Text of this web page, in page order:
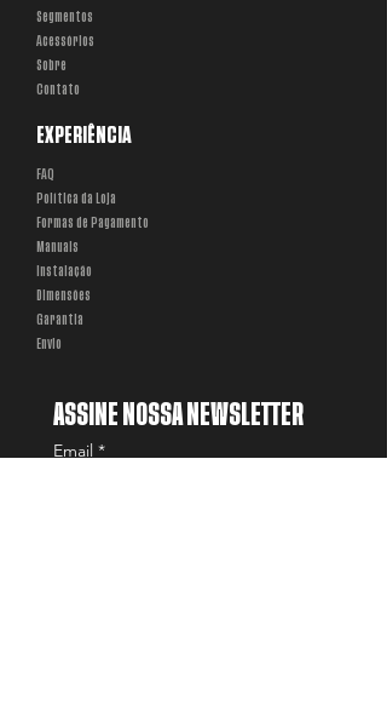
Segmentos
Acessórios
Sobre
Contato
EXPERIÊNCIA
FAQ
Política da Loja
Formas de Pagamento
Manuais
Instalação
Dimensões
Garantia
Envio
ASSINE NOSSA NEWSLETTER
Email *